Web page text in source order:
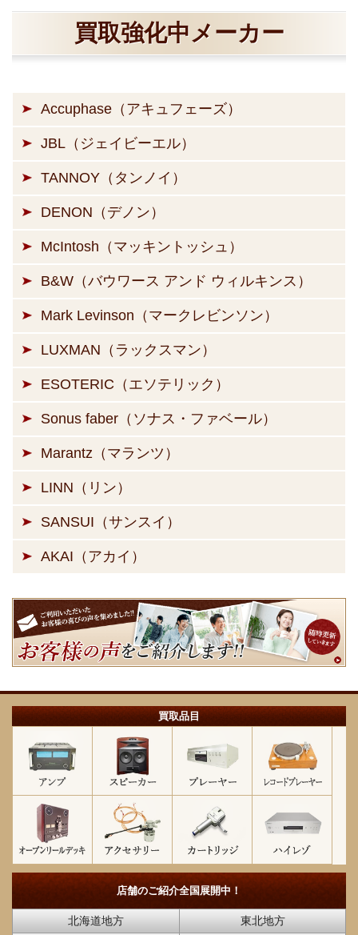
買取強化中メーカー
Accuphase（アキュフェーズ）
JBL（ジェイビーエル）
TANNOY（タンノイ）
DENON（デノン）
McIntosh（マッキントッシュ）
B&W（バウワース アンド ウィルキンス）
Mark Levinson（マークレビンソン）
LUXMAN（ラックスマン）
ESOTERIC（エソテリック）
Sonus faber（ソナス・ファベール）
Marantz（マランツ）
LINN（リン）
SANSUI（サンスイ）
AKAI（アカイ）
買取品目
店舗のご紹介全国展開中！
北海道地方
東北地方